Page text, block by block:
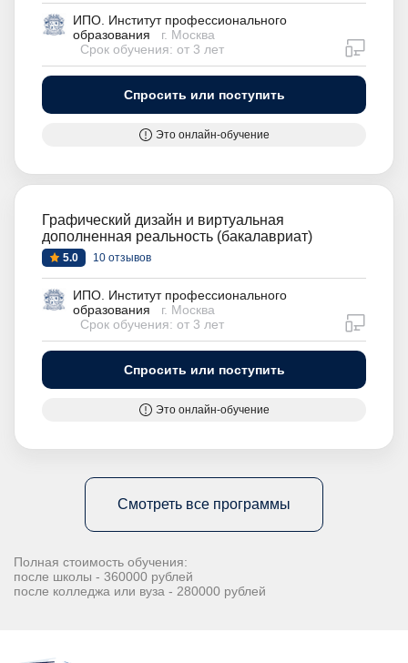
ИПО. Институт профессионального
образования
г. Москва
Срок обучения: от 3 лет
Спросить или поступить
Это онлайн-обучение
Графический дизайн и виртуальная
дополненная реальность (бакалавриат)
5.0 10 отзывов
ИПО. Институт профессионального
образования
г. Москва
Срок обучения: от 3 лет
Спросить или поступить
Это онлайн-обучение
Смотреть все программы
Полная стоимость обучения:
после школы - 360000 рублей
после колледжа или вуза - 280000 рублей